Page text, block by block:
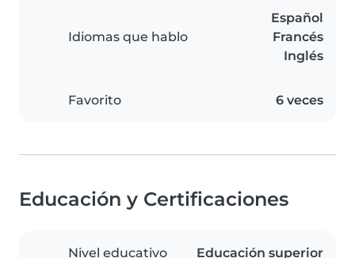
Idiomas que hablo
Español
Francés
Inglés
Favorito 6 veces
Educación y Certificaciones
Nivel educativo Educación superior